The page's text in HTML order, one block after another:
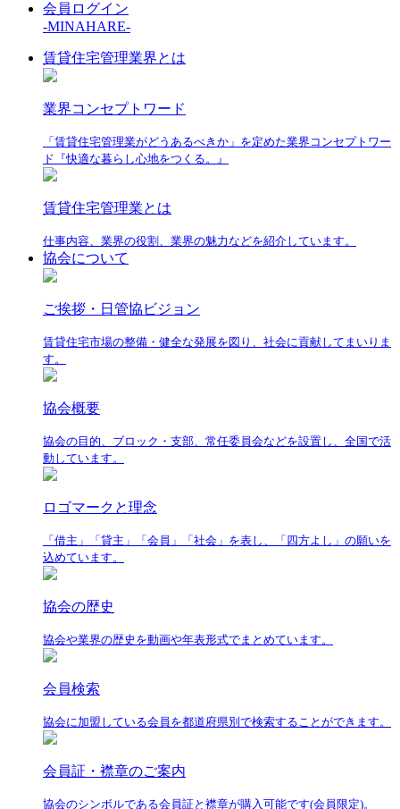
会員ログイン
-MINAHARE-
賃貸住宅管理業界とは
業界コンセプトワード
「賃貸住宅管理業がどうあるべきか」を定めた業界コンセプトワー
ド『快適な暮らし心地をつくる。』
賃貸住宅管理業とは
仕事内容、業界の役割、業界の魅力などを紹介しています。
協会について
ご挨拶・日管協ビジョン
賃貸住宅市場の整備・健全な発展を図り、社会に貢献してまいりま
す。
協会概要
協会の目的、ブロック・支部、常任委員会などを設置し、全国で活
動しています。
ロゴマークと理念
「借主」「貸主」「会員」「社会」を表し、「四方よし」の願いを
込めています。
協会の歴史
協会や業界の歴史を動画や年表形式でまとめています。
会員検索
協会に加盟している会員を都道府県別で検索することができます。
会員証・襟章のご案内
協会のシンボルである会員証と襟章が購入可能です(会員限定)。